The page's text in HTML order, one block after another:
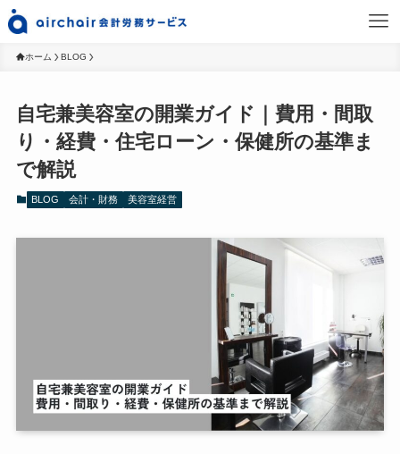
ホーム BLOG
自宅兼美容室の開業ガイド｜費用・間取
り・経費・住宅ローン・保健所の基準ま
で解説
BLOG 会計・財務 美容室経営